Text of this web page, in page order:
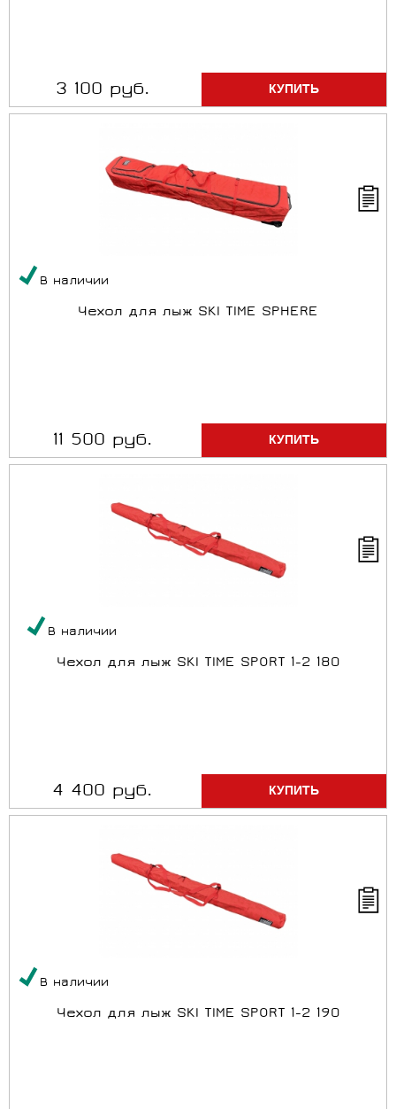
3 100 руб.
В наличии
Чехол для лыж SKI TIME SPHERE
11 500 руб.
В наличии
Чехол для лыж SKI TIME SPORT 1-2 180
4 400 руб.
В наличии
Чехол для лыж SKI TIME SPORT 1-2 190